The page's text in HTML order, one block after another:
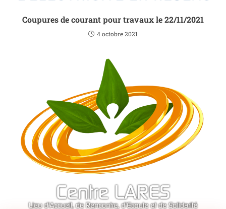
Coupures de courant pour travaux le 22/11/2021
4 octobre 2021